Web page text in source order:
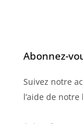
Abonnez-
Suivez notre
l’aide de